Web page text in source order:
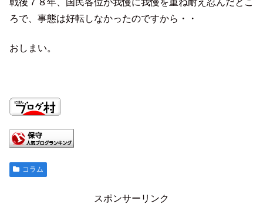
ろで、事態は好転しなかったのですから・・
おしまい。
コラム
スポンサーリンク